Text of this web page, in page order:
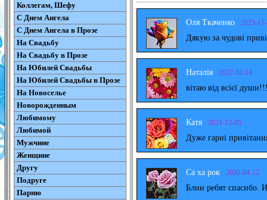
Коллегам, Шефу
С Днем Ангела
С Днем Ангела в Прозе
На Свадьбу
На Свадьбу в Прозе
На Юбилей Свадьбы
На Юбилей Свадьбы в Прозе
На Новоселье
Новорожденным
Любимому
Любимой
Мужчине
Женщине
Другу
Подруге
Парню
Оля Ткаченко 2023-
Дякую за чудові
Наталія 2022-10-14
вітаю від всієї
Катя 2021-12-05
Дуже гарні
Са ха рок 2020-04-12
Блин ребят спасибо.